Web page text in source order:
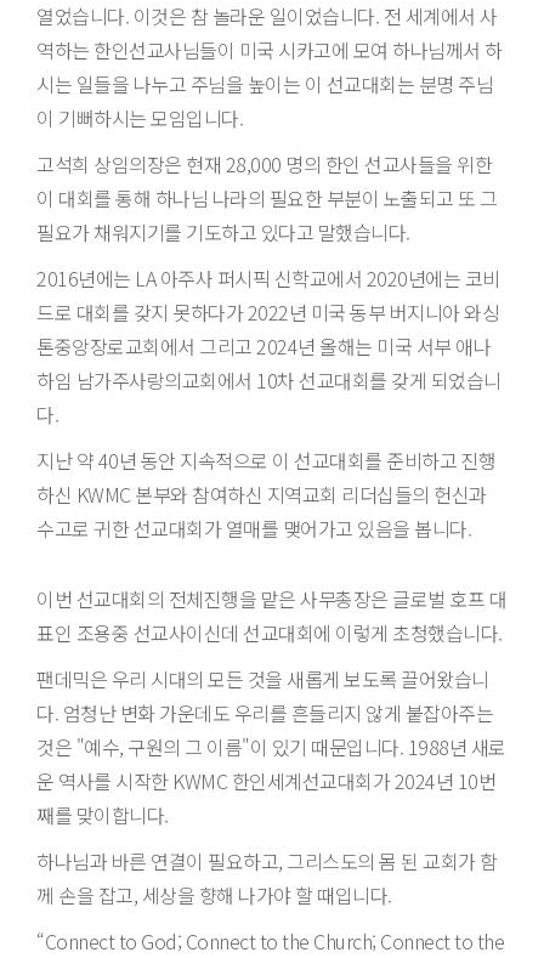
열었습니다. 이것은 참 놀라운 일이었습니다. 전 세계에서 사
역하는 한인선교사님들이 미국 시카고에 모여 하나님께서 하
시는 일들을 나누고 주님을 높이는 이 선교대회는 분명 주님
이 기뻐하시는 모임입니다.
고석희 상임의장은 현재 28,000 명의 한인 선교사들을 위한
이 대회를 통해 하나님 나라의 필요한 부분이 노출되고 또 그
필요가 채워지기를 기도하고 있다고 말했습니다.
2016년에는 LA 아주사 퍼시픽 신학교에서 2020년에는 코비
드로 대회를 갖지 못하다가 2022년 미국 동부 버지니아 와싱
톤중앙장로교회에서 그리고 2024년 올해는 미국 서부 애나
하임 남가주사랑의교회에서 10차 선교대회를 갖게 되었습니
다.
지난 약 40년 동안 지속적으로 이 선교대회를 준비하고 진행
하신 KWMC 본부와 참여하신 지역교회 리더십들의 헌신과
수고로 귀한 선교대회가 열매를 맺어가고 있음을 봅니다.
이번 선교대회의 전체진행을 맡은 사무총장은 글로벌 호프 대
표인 조용중 선교사이신데 선교대회에 이렇게 초청했습니다.
팬데믹은 우리 시대의 모든 것을 새롭게 보도록 끌어왔습니
다. 엄청난 변화 가운데도 우리를 흔들리지 않게 붙잡아주는
것은 "예수, 구원의 그 이름"이 있기 때문입니다. 1988년 새로
운 역사를 시작한 KWMC 한인세계선교대회가 2024년 10번
째를 맞이합니다.
하나님과 바른 연결이 필요하고, 그리스도의 몸 된 교회가 함
께 손을 잡고, 세상을 향해 나가야 할 때입니다.
“Connect to God; Connect to the Church; Connect to the